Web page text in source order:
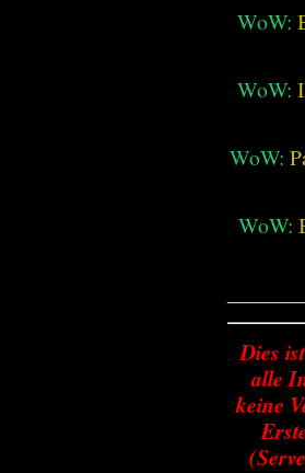
WoW:
WoW:
WoW:
WoW:
Dies
alle
keine